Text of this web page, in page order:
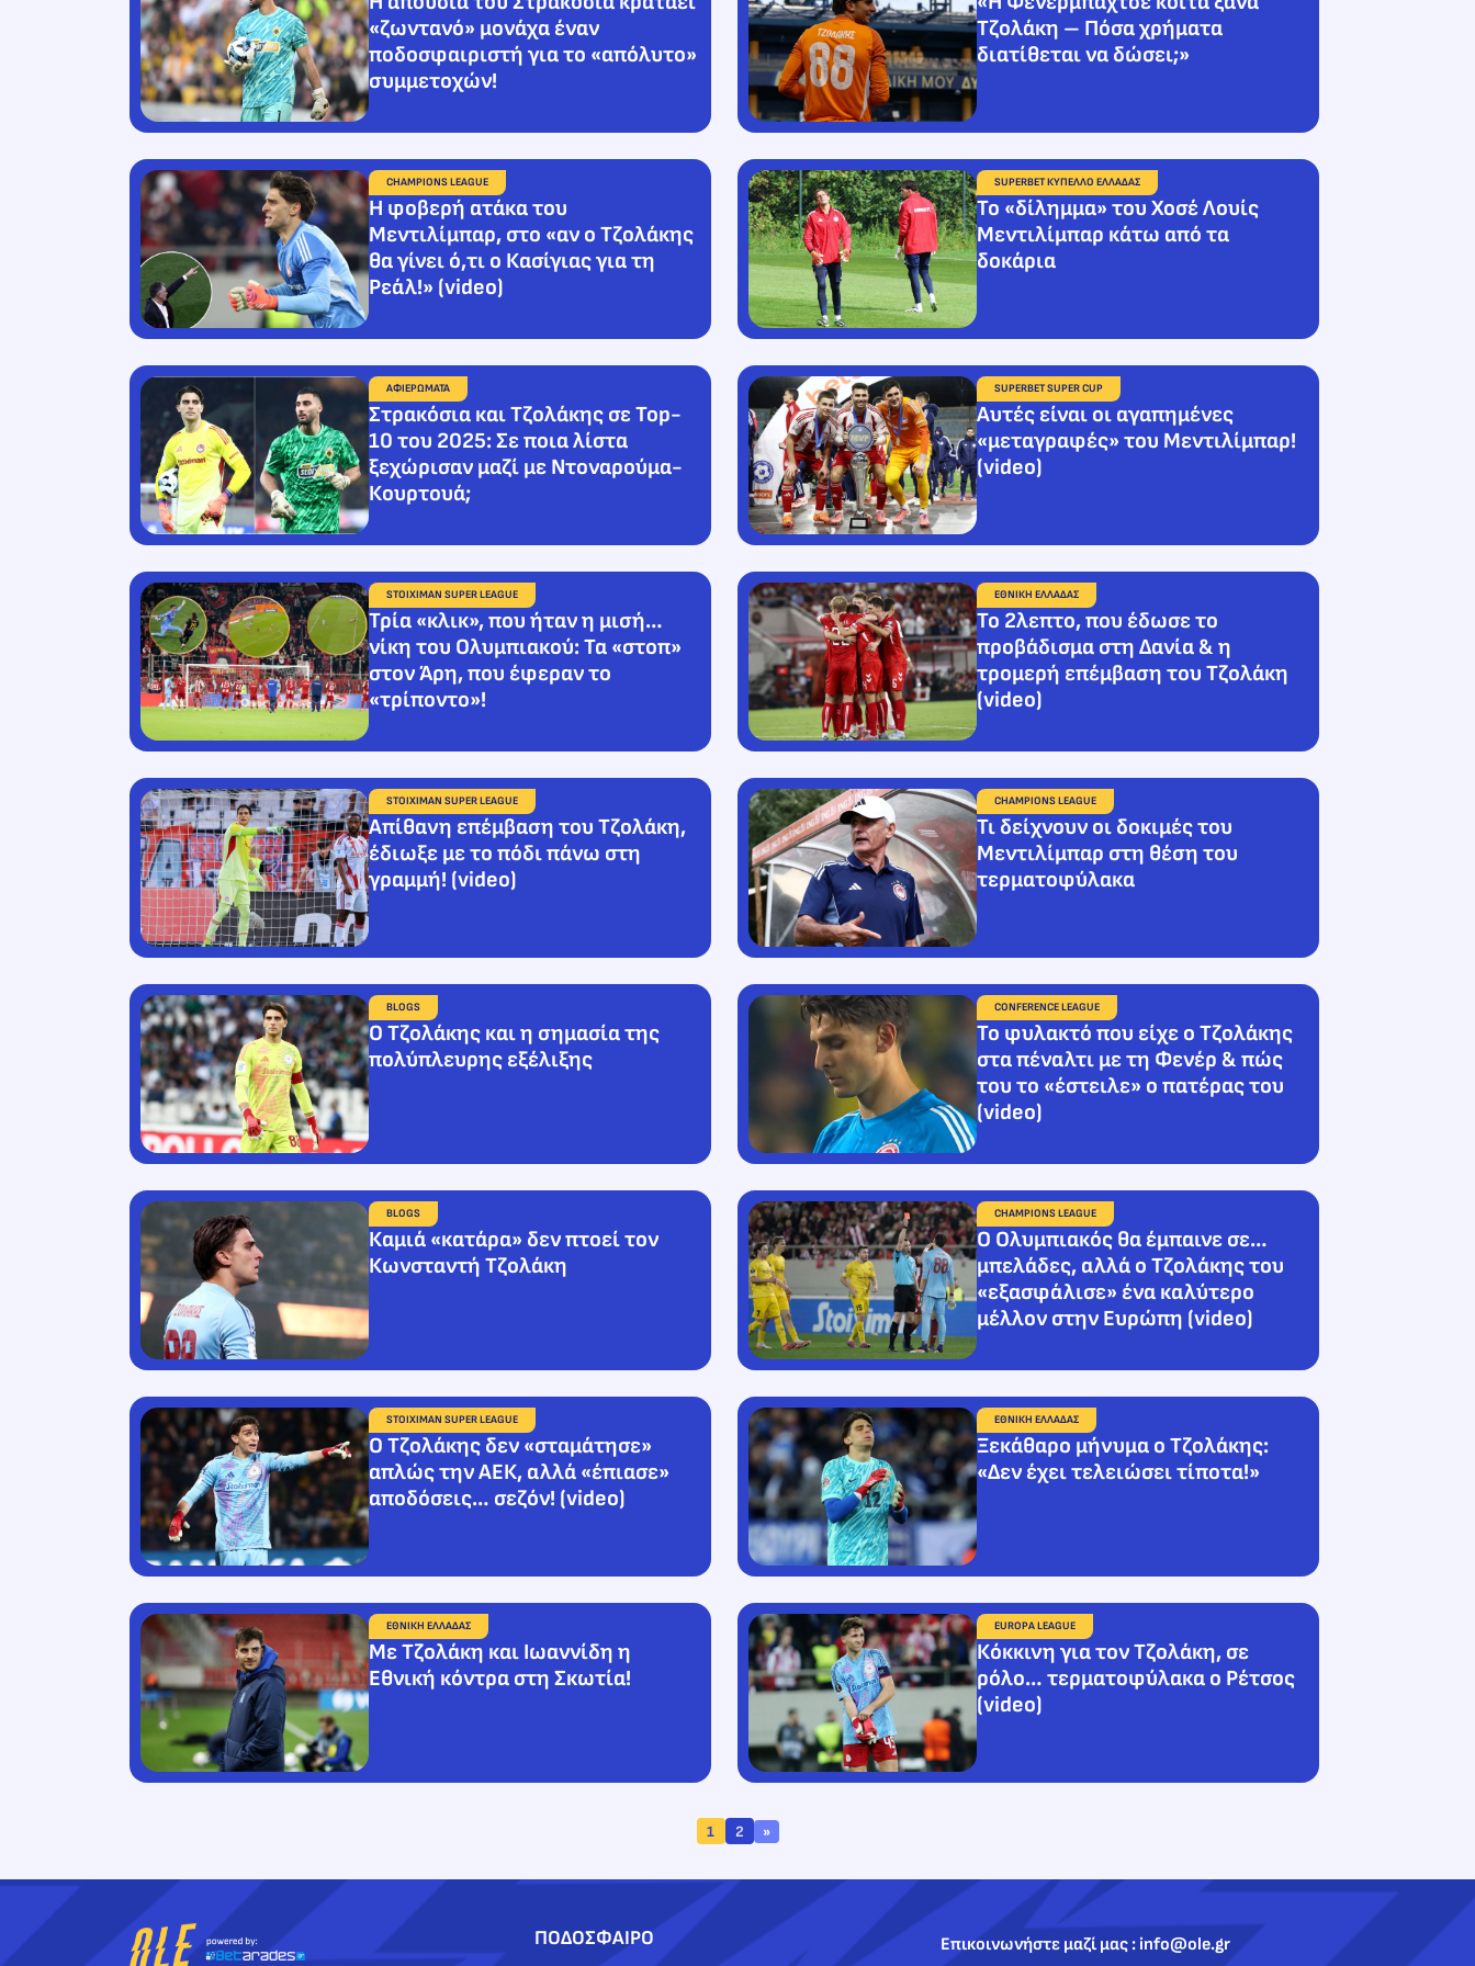
«ζωντανό» μονάχα έναν
ποδοσφαιριστή για το «απόλυτο»
συμμετοχών!
Τζολάκη – Πόσα χρήματα
διατίθεται να δώσει;»
CHAMPIONS LEAGUE
Η φοβερή ατάκα του
Μεντιλίμπαρ, στο «αν ο Τζολάκης
θα γίνει ό,τι ο Κασίγιας για τη
Ρεάλ!» (video)
SUPERBET ΚΥΠΕΛΛΟ ΕΛΛΑΔΑΣ
Το «δίλημμα» του Χοσέ Λουίς
Μεντιλίμπαρ κάτω από τα
δοκάρια
ΑΦΙΕΡΩΜΑΤΑ
Στρακόσια και Τζολάκης σε Top-
10 του 2025: Σε ποια λίστα
ξεχώρισαν μαζί με Ντοναρούμα-
Κουρτουά;
SUPERBET SUPER CUP
Αυτές είναι οι αγαπημένες
«μεταγραφές» του Μεντιλίμπαρ!
(video)
STOIXIMAN SUPER LEAGUE
Τρία «κλικ», που ήταν η μισή…
νίκη του Ολυμπιακού: Τα «στοπ»
στον Άρη, που έφεραν το
«τρίποντο»!
ΕΘΝΙΚΗ ΕΛΛΑΔΑΣ
Το 2λεπτο, που έδωσε το
προβάδισμα στη Δανία & η
τρομερή επέμβαση του Τζολάκη
(video)
STOIXIMAN SUPER LEAGUE
Απίθανη επέμβαση του Τζολάκη,
έδιωξε με το πόδι πάνω στη
γραμμή! (video)
CHAMPIONS LEAGUE
Τι δείχνουν οι δοκιμές του
Μεντιλίμπαρ στη θέση του
τερματοφύλακα
BLOGS
Ο Τζολάκης και η σημασία της
πολύπλευρης εξέλιξης
CONFERENCE LEAGUE
Το φυλακτό που είχε ο Τζολάκης
στα πέναλτι με τη Φενέρ & πώς
του το «έστειλε» ο πατέρας του
(video)
BLOGS
Καμιά «κατάρα» δεν πτοεί τον
Κωνσταντή Τζολάκη
CHAMPIONS LEAGUE
O Ολυμπιακός θα έμπαινε σε…
μπελάδες, αλλά o Τζολάκης του
«εξασφάλισε» ένα καλύτερο
μέλλον στην Ευρώπη (video)
STOIXIMAN SUPER LEAGUE
Ο Τζολάκης δεν «σταμάτησε»
απλώς την ΑΕΚ, αλλά «έπιασε»
αποδόσεις… σεζόν! (video)
ΕΘΝΙΚΗ ΕΛΛΑΔΑΣ
Ξεκάθαρο μήνυμα ο Τζολάκης:
«Δεν έχει τελειώσει τίποτα!»
ΕΘΝΙΚΗ ΕΛΛΑΔΑΣ
Με Τζολάκη και Ιωαννίδη η
Εθνική κόντρα στη Σκωτία!
EUROPA LEAGUE
Κόκκινη για τον Τζολάκη, σε
ρόλο… τερματοφύλακα ο Ρέτσος
(video)
1 2 »
ΠΟΔΟΣΦΑΙΡΟ Επικοινωνήστε μαζί μας : info@ole.gr